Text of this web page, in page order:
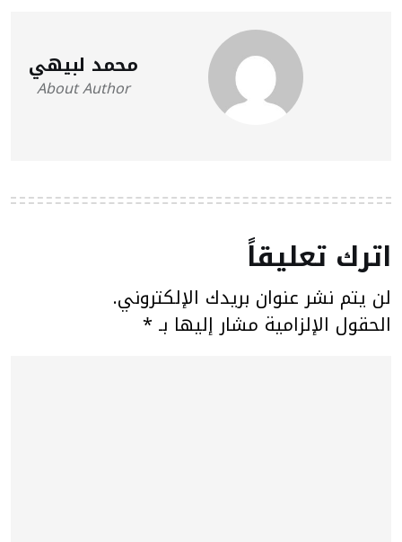
محمد لبيهي
About Author
اترك تعليقاً
لن يتم نشر عنوان بريدك الإلكتروني.
الحقول الإلزامية مشار إليها بـ *